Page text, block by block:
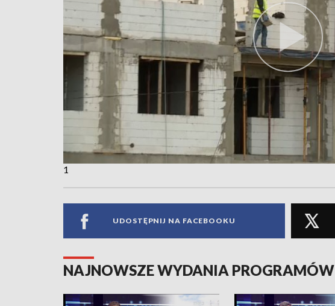
1
UDOSTĘPNIJ NA FACEBOOKU
NAJNOWSZE WYDANIA PROGRAMÓW